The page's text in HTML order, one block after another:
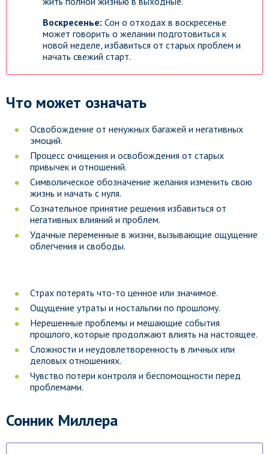
Воскресенье: Сон о отходах в воскресенье
может говорить о желании подготовиться к
новой неделе, избавиться от старых проблем и
начать свежий старт.
Что может означать
Освобождение от ненужных багажей и негативных
эмоций.
Процесс очищения и освобождения от старых
привычек и отношений.
Символическое обозначение желания изменить свою
жизнь и начать с нуля.
Сознательное принятие решения избавиться от
негативных влияний и проблем.
Удачные переменные в жизни, вызывающие ощущение
облегчения и свободы.
Страх потерять что-то ценное или значимое.
Ощущение утраты и ностальгии по прошлому.
Нерешенные проблемы и мешающие события
прошлого, которые продолжают влиять на настоящее.
Сложности и неудовлетворенность в личных или
деловых отношениях.
Чувство потери контроля и беспомощности перед
проблемами.
Сонник Миллера